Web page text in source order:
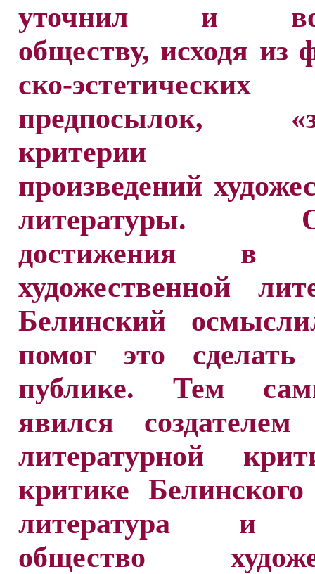
уточнил и
обществу, исходя из
ско-эстетических
предпосылок,
критерии
произведений
литературы.
достижения в
художественной
Белинский
помог это сделать
публике. Тем
явился создателем
литературной
критике Белинского
литература и
общество